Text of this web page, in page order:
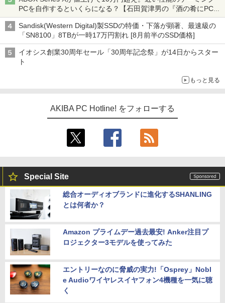
PCを自作するといくらになる？【石田賀津男の『酒の肴にPCゲ
ーム』】
Sandisk(Western Digital)製SSDの特価・下落が顕著、最速級の
「SN8100」8TBが一時17万円割れ [8月前半のSSD価格]
イオシス創業30周年セール「30周年記念祭」が14日からスター
ト
もっと見る
AKIBA PC Hotline! をフォローする
Special Site
総合オーディオブランドに進化するSHANLING
とは何者か？
Amazon プライムデー過去最安! Anker注目プ
ロジェクター3モデルを使ってみた
エントリーなのに脅威の実力!「Osprey」Nobl
e Audioワイヤレスイヤフォン4機種を一気に聴
く